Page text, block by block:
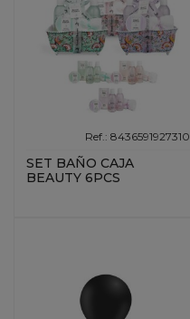
Ref.: 8436591927310
SET BAÑO CAJA
BEAUTY 6PCS